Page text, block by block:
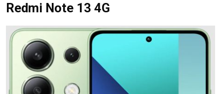
Redmi Note 13 4G